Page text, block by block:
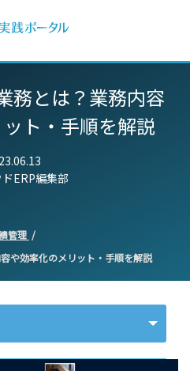
務とは？ 業務内容
ト・手順を解説
ERP編集部
管理
や効率化のメリット・手順を解説